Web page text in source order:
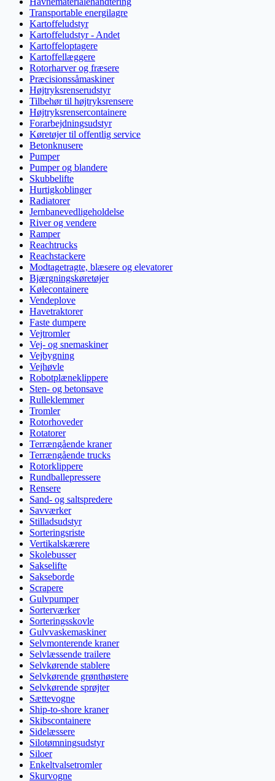
Transportable energilagre
Kartoffeludstyr
Kartoffeludstyr - Andet
Kartoffeloptagere
Kartoffellæggere
Rotorharver og fræsere
Præcisionssåmaskiner
Højtryksrenserudstyr
Tilbehør til højtryksrensere
Højtryksrensercontainere
Forarbejdningsudstyr
Køretøjer til offentlig service
Betonknusere
Pumper
Pumper og blandere
Skubbelifte
Hurtigkoblinger
Radiatorer
Jernbanevedligeholdelse
River og vendere
Ramper
Reachtrucks
Reachstackere
Modtagetragte, blæsere og elevatorer
Bjærgningskøretøjer
Kølecontainere
Vendeplove
Havetraktorer
Faste dumpere
Vejtromler
Vej- og snemaskiner
Vejbygning
Vejhøvle
Robotplæneklippere
Sten- og betonsave
Rulleklemmer
Tromler
Rotorhoveder
Rotatorer
Terrængående kraner
Terrængående trucks
Rotorklippere
Rundballepressere
Rensere
Sand- og saltspredere
Savværker
Stilladsudstyr
Sorteringsriste
Vertikalskærere
Skolebusser
Sakselifte
Sakseborde
Scrapere
Gulvpumper
Sorterværker
Sorteringsskovle
Gulvvaskemaskiner
Selvmonterende kraner
Selvlæssende trailere
Selvkørende stablere
Selvkørende grønthøstere
Selvkørende sprøjter
Sættevogne
Ship-to-shore kraner
Skibscontainere
Sidelæssere
Silotømningsudstyr
Siloer
Enkeltvalsetromler
Skurvogne